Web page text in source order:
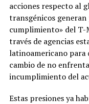
acciones respecto al
transgénicos
cumplimiento» del T-
través de agencias
latinoamericano para
cambio de no
incumplimiento del
Estas presiones ya